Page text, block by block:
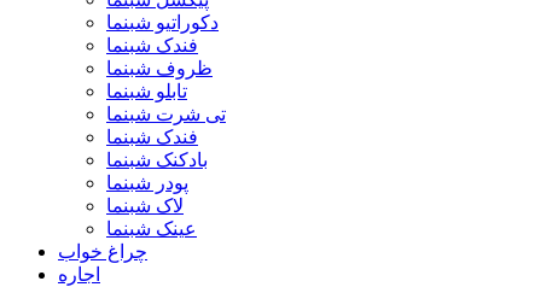
دکوراتیو شبنما
فندک شبنما
ظروف شبنما
تابلو شبنما
تی شرت شبنما
فندک شبنما
بادکنک شبنما
پودر شبنما
لاک شبنما
عینک شبنما
چراغ خواب
اجاره